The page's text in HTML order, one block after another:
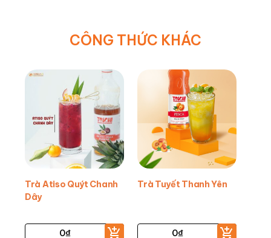
CÔNG THỨC KHÁC
Trà Atiso Quýt Chanh
Dây
0₫
Trà Tuyết Thanh Yên
0₫